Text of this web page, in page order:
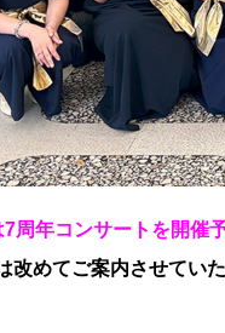
周年コンサートを開催
改めてご案内させてい